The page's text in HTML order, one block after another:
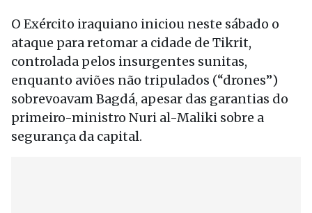
O Exército iraquiano iniciou neste sábado o
ataque para retomar a cidade de Tikrit,
controlada pelos insurgentes sunitas,
enquanto aviões não tripulados (“drones”)
sobrevoavam Bagdá, apesar das garantias do
primeiro-ministro Nuri al-Maliki sobre a
segurança da capital.